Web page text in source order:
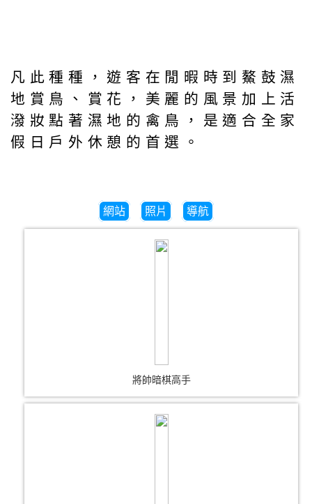
凡此種種，遊客在閒暇時到鰲鼓濕
地賞鳥、賞花，美麗的風景加上活
潑妝點著濕地的禽鳥，是適合全家
假日戶外休憩的首選。
網站 照片 導航
將帥暗棋高手